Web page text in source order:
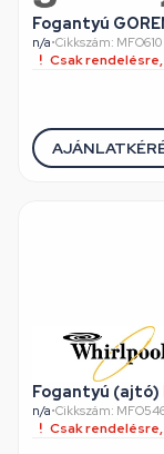
Fogantyú
n/a•Cikkszám: MFO610
Csak rendelésre,
Fogantyú (ajtó)
n/a•Cikkszám:
Csak rendelésre,